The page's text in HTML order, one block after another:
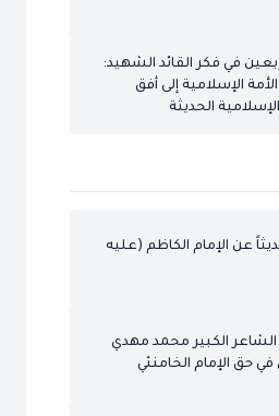
في فكر القائد الشهيد:
الإسلامية إلى أفق
الحديثة
عن الإمام الكاظم (عليه
الشاعر الكبير محمد مهدي
في حق الإمام الخامنئي